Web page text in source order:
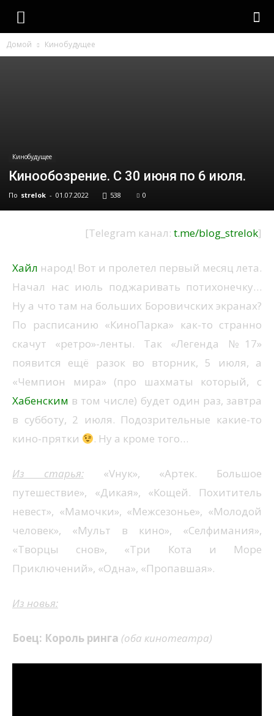
Домой Кинобудущее
Кинобудущее
Кинообозрение. С 30 июня по 6 июля.
По strelok - 01.07.2022 538 0
[Telegram канал: t.me/blog_strelok]
Хайл народ! Вот и пролетел первый месяц лета.
Начал нас июль поджаривать потихонечку…
Ну а что там на больших Боровичских экранах?
По расписанию «КиноПарка» как-то странно
скачут «ретро»-ленты. Так «Легенда №17»
появится ещё разок во вторник, 5 июля, а
«Чемпион мира» (про шахматы который, с
Хабенским в том числе) будет один раз, завтра
в субботу, 2 июля. Подозрительные какие-то
кино-прятки
. Ну а кроме того…
Из старья:«Vнук», «Артек. Большое
путешествие», «Дикая», «Кощей. Похититель
невест», «Мамочки», «Межсезонье», «Молодой
человек», «Мульт в кино», «Селфимания»,
«Творцы снов», «Три Кота и Море
Приключений», «Одна», «Пропавшая».
Из новья:
Боец: Король ринга (оба кинотеатра)